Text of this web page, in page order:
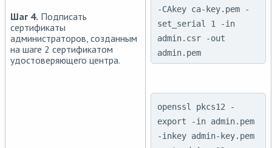
Шаг 4. Подписать
сертификаты
администраторов, созданным
на шаге 2 сертификатом
удостоверяющего центра.
-CAkey ca-key.pem -
set_serial 1 -in
admin.csr -out
admin.pem
openssl pkcs12 -
export -in admin.pem
-inkey admin-key.pem